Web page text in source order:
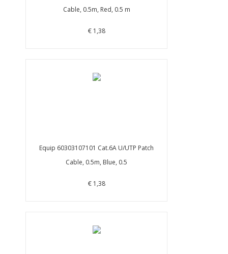
Cable, 0.5m, Red, 0.5 m
€ 1,38
Equip 60303107101 Cat.6A U/UTP Patch
Cable, 0.5m, Blue, 0.5
€ 1,38